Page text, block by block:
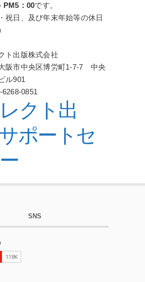
PM5：00です。
祝日、及び年末年始等の休日
ト出版株式会社
阪市中央区博労町1-7-7 中央
ル901
6268-0851
クト出
ポートセ
SNS